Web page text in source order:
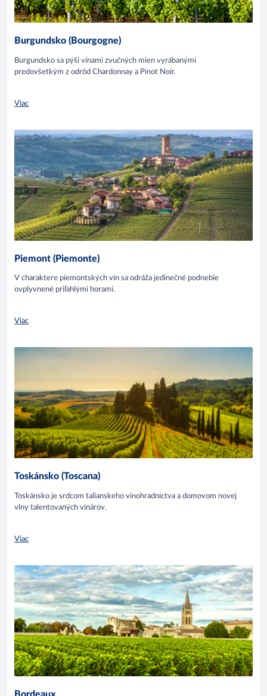
Burgundsko (Bourgogne)
Burgundsko sa pýši vínami zvučných mien vyrábanými
predovšetkým z odrôd Chardonnay a Pinot Noir.
Viac
Piemont (Piemonte)
V charaktere piemontských vín sa odráža jedinečné podnebie
ovplyvnené priľahlými horami.
Viac
Toskánsko (Toscana)
Toskánsko je srdcom talianskeho vinohradníctva a domovom novej
vlny talentovaných vinárov.
Viac